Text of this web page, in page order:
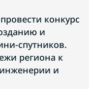
конкурс
и
спутников.
региона к
и